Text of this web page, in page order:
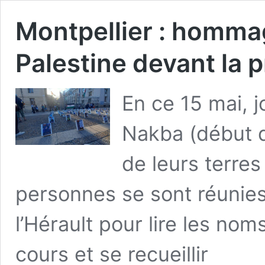
Montpellier :
Palestine devant la
En ce 15 mai,
Nakba (début
de leurs
personnes se sont
l’Hérault pour lire les
cours et se recueillir